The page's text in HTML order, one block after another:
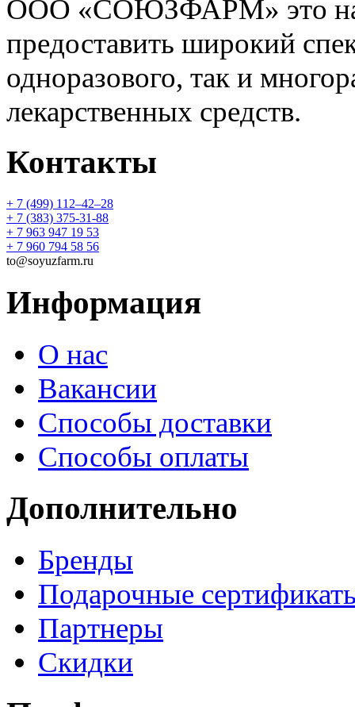
ООО «СОЮЗФАРМ» это
предоставить широкий
одноразового, так и
лекарственных средств.
Контакты
+ 7 (499) 112‒42‒28
+ 7 (383) 375-31-88
+ 7 963 947 19 53
+ 7 960 794 58 56
to@soyuzfarm.ru
Информация
О нас
Вакансии
Способы доставки
Способы оплаты
Дополнительно
Бренды
Подарочные
Партнеры
Скидки